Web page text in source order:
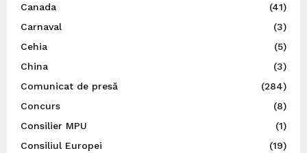
Canada
(41)
Carnaval
(3)
Cehia
(5)
China
(3)
Comunicat de presă
(284)
Concurs
(8)
Consilier MPU
(1)
Consiliul Europei
(19)